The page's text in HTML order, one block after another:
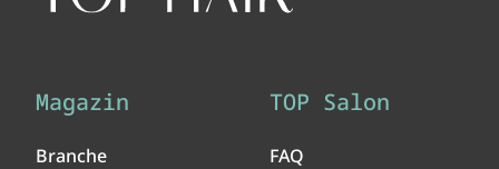
Magazin
Branche
TOP Salon
FAQ